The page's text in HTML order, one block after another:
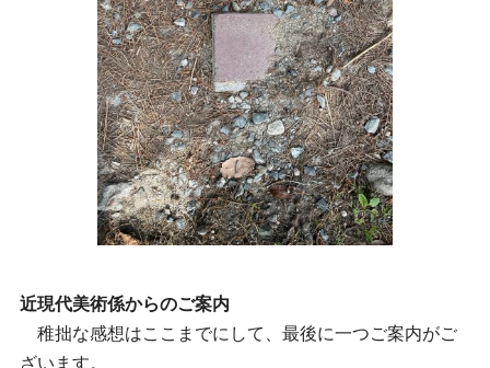
近現代美術係からのご案内
稚拙な感想はここまでにして、最後に一つご案内がご
ざいます。